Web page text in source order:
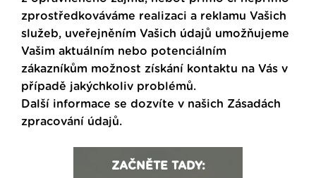
zprostředkováváme realizaci a reklamu Vašich
služeb, uveřejněním Vašich údajů umožňujeme
Vašim aktuálním nebo potenciálním
zákazníkům možnost získání kontaktu na Vás v
případě jakýchkoliv problémů.
Další informace se dozvíte v našich Zásadách
zpracování údajů.
ZAČNĚTE TADY: